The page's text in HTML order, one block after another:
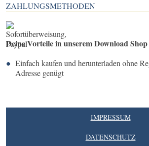
ZAHLUNGSMETHODEN
Deine Vorteile in unserem Download Shop
Einfach kaufen und herunterladen ohne
Adresse genügt
IMPRESSUM
DATENSCHUTZ